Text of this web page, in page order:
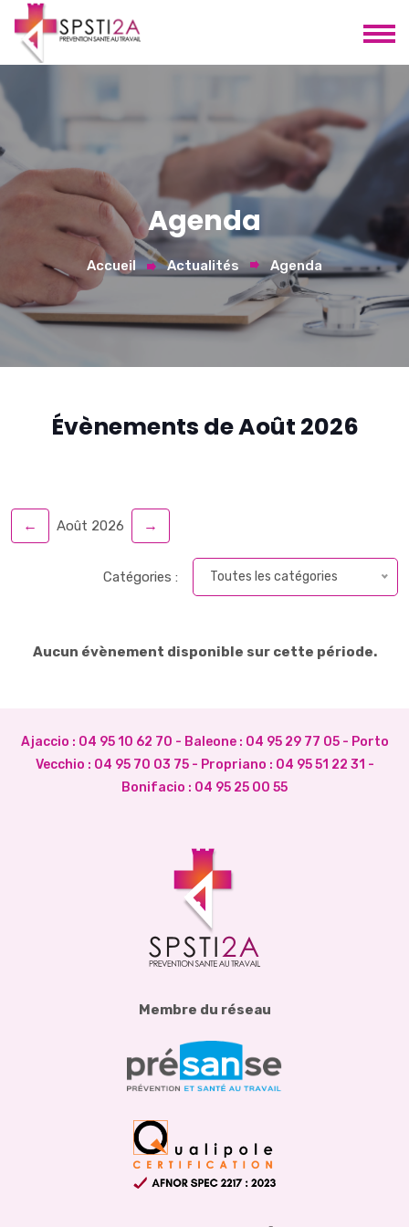
Agenda
Accueil Actualités Agenda
Évènements de Août 2026
← Août 2026 →
Catégories : Toutes les catégories
Aucun évènement disponible sur cette période.
Ajaccio : 04 95 10 62 70 - Baleone : 04 95 29 77 05- Porto
Vecchio : 04 95 70 03 75- Propriano : 04 95 51 22 31 -
Bonifacio : 04 95 25 00 55
Membre du réseau